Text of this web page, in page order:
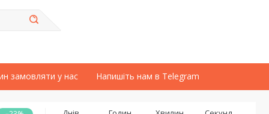
замовляти у нас Напишіть нам в Telegram